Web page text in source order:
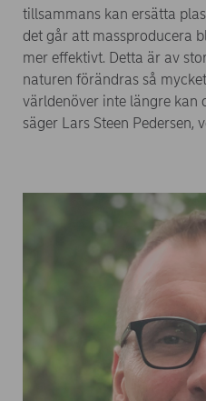
tillsammans kan ersätta
det går att massproducera
mer effektivt. Detta är av
naturen förändras så
världenöver inte längre kan
säger Lars Steen Pedersen,